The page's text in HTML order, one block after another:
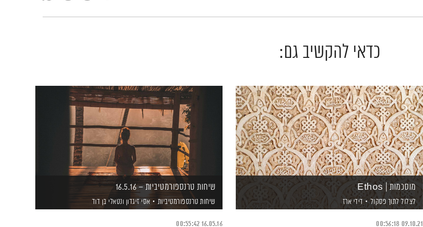
כדאי להקשיב גם:
מוסכמות | Ethos
לצלול לתוך פסקול דידי ארז
09.10.21
00:56:18
שיחות טרנספורמטיביות – 16.5.16
שיחות טרנספורמטיביות אסי זיגדון ונטאלי בן דוד
16.05.16
00:55:42